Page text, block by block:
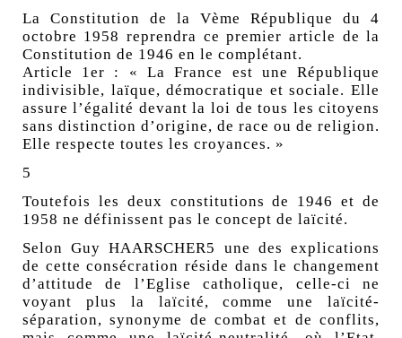
La Constitution de la Vème République du 4
octobre 1958 reprendra ce premier article de la
Constitution de 1946 en le complétant.
Article 1er : « La France est une République
indivisible, laïque, démocratique et sociale. Elle
assure l’égalité devant la loi de tous les citoyens
sans distinction d’origine, de race ou de religion.
Elle respecte toutes les croyances. »
5
Toutefois les deux constitutions de 1946 et de
1958 ne définissent pas le concept de laïcité.
Selon Guy HAARSCHER5 une des explications
de cette consécration réside dans le changement
d’attitude de l’Eglise catholique, celle-ci ne
voyant plus la laïcité, comme une laïcité-
séparation, synonyme de combat et de conflits,